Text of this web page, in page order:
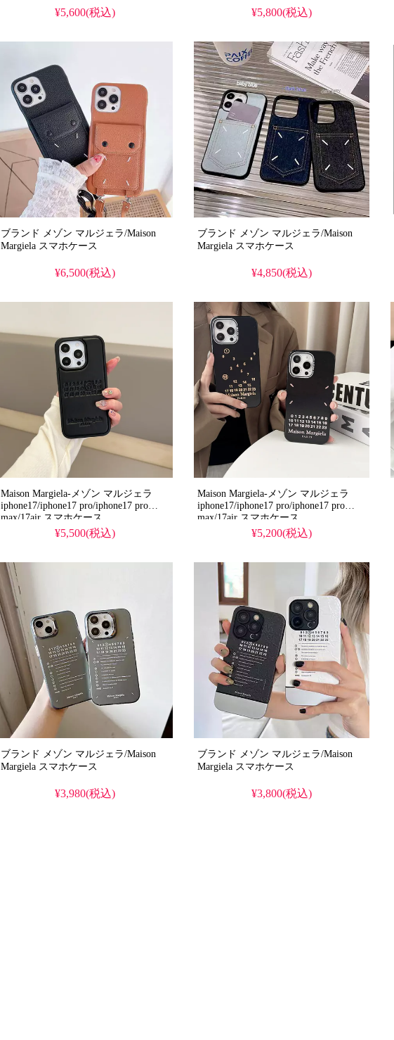
¥5,600(税込) ¥5,800(税込)
ブランド メゾン マルジェラ/Maison
Margiela スマホケース
¥6,500(税込)
ブランド メゾン マルジェラ/Maison
Margiela スマホケース
¥4,850(税込)
Maison Margiela-メゾン マルジェラ
iphone17/iphone17 pro/iphone17 pro
max/17air スマホケース
¥5,500(税込)
Maison Margiela-メゾン マルジェラ
iphone17/iphone17 pro/iphone17 pro
max/17air スマホケース
¥5,200(税込)
ブランド メゾン マルジェラ/Maison
Margiela スマホケース
¥3,980(税込)
ブランド メゾン マルジェラ/Maison
Margiela スマホケース
¥3,800(税込)